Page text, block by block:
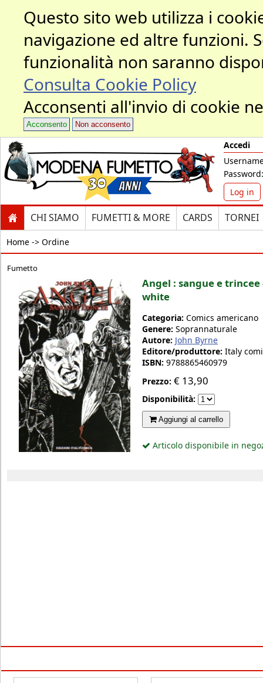
Questo sito web utilizza i
navigazione ed altre funzioni.
funzionalità non saranno
Consulta Cookie Policy
Acconsenti all'invio di cookie
Acconsento Non acconsento
Accedi
Password:
Log in
CHI SIAMO FUMETTI & MORE CARDS TORNEI
Home -> Ordine
Fumetto
Angel : sangue e
white
Categoria: Comics americano
Genere: Soprannaturale
Autore: John Byrne
Editore/produttore: Italy
ISBN: 9788865460979
Prezzo: € 13,90
Disponibilità:
Aggiungi al carrello
Articolo disponibile in